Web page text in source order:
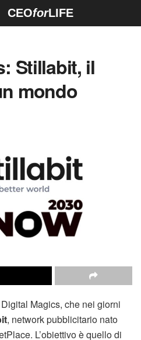
CEOforLIFE
Stillabit, il
mondo
Magics, che nei giorni
, network pubblicitario nato
L’obiettivo è quello di